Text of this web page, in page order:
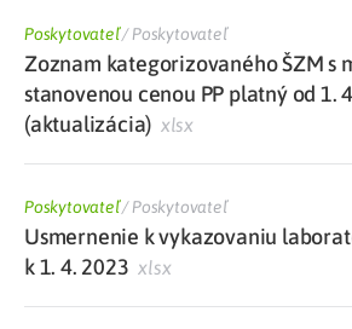
Poskytovateľ/Poskytovateľ
Zoznam kategorizovaného ŠZM s
stanovenou cenou PP platný od 1.
(aktualizácia) xlsx
Poskytovateľ/Poskytovateľ
Usmernenie k vykazovaniu
k 1. 4. 2023 xlsx